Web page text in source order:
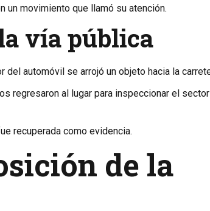
un movimiento que llamó su atención.
vía pública
automóvil se arrojó un objeto hacia la
regresaron al lugar para inspeccionar el sector
recuperada como evidencia.
de la